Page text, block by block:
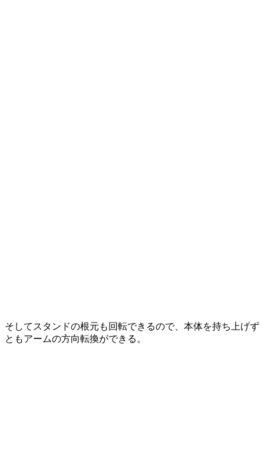
そしてスタンドの根元も回転できるので、本体を持ち上げず
ともアームの方向転換ができる。